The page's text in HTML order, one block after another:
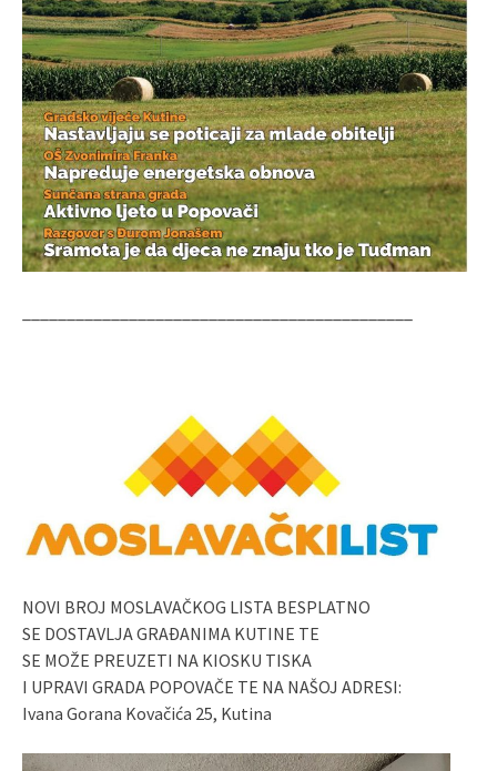
NOVI BROJ MOSLAVAČKOG LISTA BESPLATNO
SE DOSTAVLJA GRAĐANIMA KUTINE TE
SE MOŽE PREUZETI NA KIOSKU TISKA
I UPRAVI GRADA POPOVAČE TE NA NAŠOJ ADRESI:
Ivana Gorana Kovačića 25, Kutina